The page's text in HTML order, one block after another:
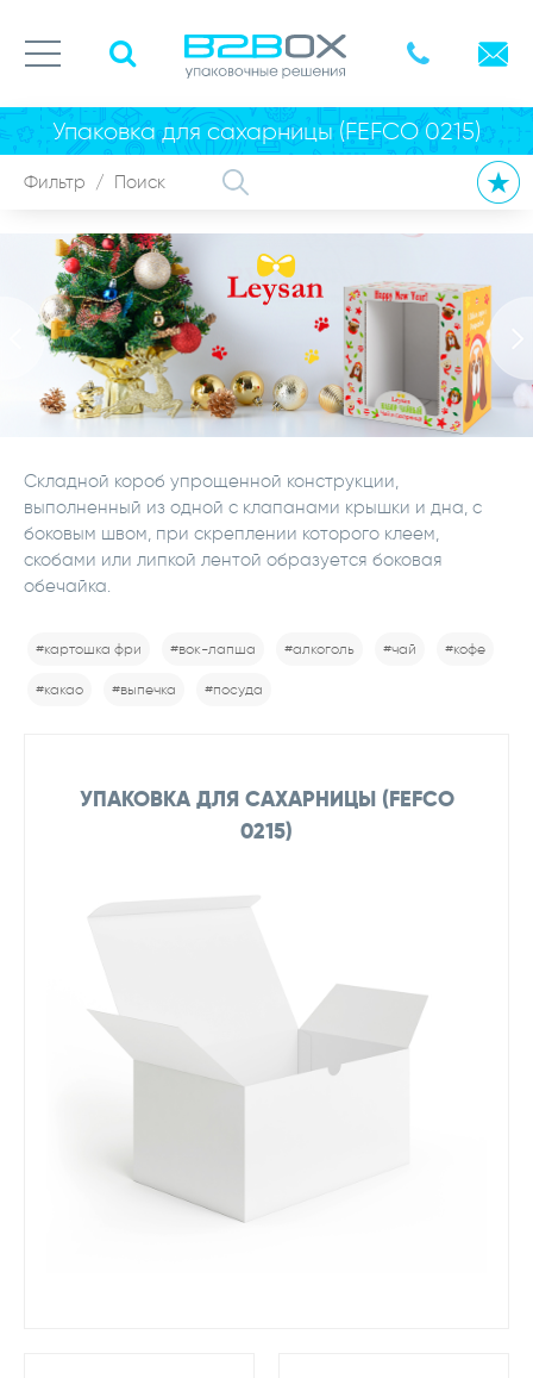
Упаковка для сахарницы (FEFCO 0215)
Складной короб упрощенной конструкции,
выполненный из одной с клапанами крышки и дна, с
боковым швом, при скреплении которого клеем,
скобами или липкой лентой образуется боковая
обечайка.
#картошка фри #вок-лапша #алкоголь #чай #кофе
#какао #выпечка #посуда
УПАКОВКА ДЛЯ САХАРНИЦЫ (FEFCO
0215)